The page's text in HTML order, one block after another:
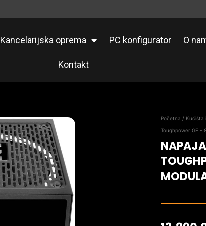
Kancelarijska oprema PC konfigurator O
Kontakt
Početna / Kućišta
Toughpower GF -